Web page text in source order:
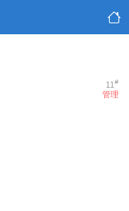
11#
管理